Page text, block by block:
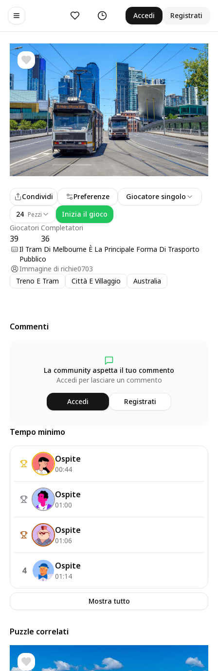
Toggle navigation menu
Preferiti Cronologia Accedi Registrati
Giocatori
39
Completatori
36
Condividi Preferenze
Giocatore singolo
24 Pezzi Inizia il gioco
Il Tram Di Melbourne È La Principale Forma Di Trasporto
Pubblico
Immagine di richie0703
Treno E Tram
Città E Villaggio Australia
Commenti
La community aspetta il tuo commento
Accedi per lasciare un commento
Accedi Registrati
Tempo minimo
Ospite
00:44
Ospite
01:00
Ospite
01:06
4 Ospite
01:14
Mostra tutto
Puzzle correlati